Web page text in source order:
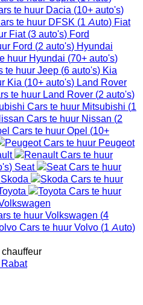
Dacia (10+ auto's)
DFSK (1Auto) Fiat
Fiat (3 auto's) Ford
Ford (2 auto's) Hyundai
Hyundai (70+ auto's)
Jeep (6 auto's) Kia
Kia (10+ auto's) Land Rover
Land Rover (2 auto's)
Mitsubishi (1
Nissan (2
Opel (10+
Peugeot
) Seat
Skoda
Volkswagen (4
Volvo (1Auto)